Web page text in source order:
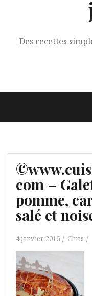
Des recettes
com –
pomme,
salé et
4 janvier, 2016 Chris